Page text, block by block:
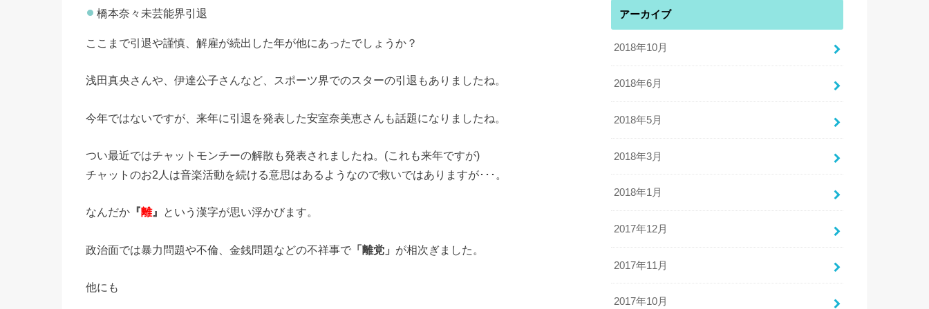
橋本奈々未芸能界引退
ここまで引退や謹慎、解雇が続出した年が他にあったでしょうか？
浅田真央さんや、伊達公子さんなど、スポーツ界でのスターの引退もありましたね。
今年ではないですが、来年に引退を発表した安室奈美恵さんも話題になりましたね。
つい最近ではチャットモンチーの解散も発表されましたね。(これも来年ですが)
チャットのお2人は音楽活動を続ける意思はあるようなので救いではありますが･･･。
なんだか 『離』 という漢字が思い浮かびます。
政治面では暴力問題や不倫、金銭問題などの不祥事で 「離党」 が相次ぎました。
他にも
アーカイブ
2018年10月
2018年6月
2018年5月
2018年3月
2018年1月
2017年12月
2017年11月
2017年10月